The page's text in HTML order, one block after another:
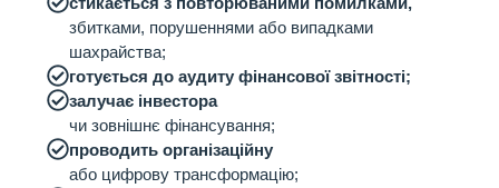
збитками, порушеннями або випадками
шахрайства;
готується до аудиту фінансової звітності;
залучає інвестора
чи зовнішнє фінансування;
проводить організаційну
або цифрову трансформацію;